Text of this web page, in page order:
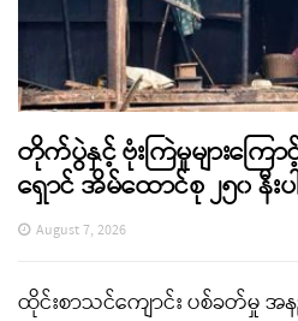
တိုက်ပွဲနှင့် ဗုံးကြဲမှုများကြ
ရှောင် အိမ်ထောင်စု ၂၅၀ နီး
August 7, 2026
ထိုင်းစာသင်ကျောင်း ပစ်ခတ်မှု အန